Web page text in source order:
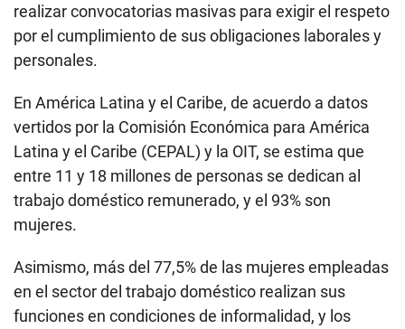
realizar convocatorias masivas para exigir el respeto
por el cumplimiento de sus obligaciones laborales y
personales.
En América Latina y el Caribe, de acuerdo a datos
vertidos por la Comisión Económica para América
Latina y el Caribe (CEPAL) y la OIT, se estima que
entre 11 y 18 millones de personas se dedican al
trabajo doméstico remunerado, y el 93% son
mujeres.
Asimismo, más del 77,5% de las mujeres empleadas
en el sector del trabajo doméstico realizan sus
funciones en condiciones de informalidad, y los